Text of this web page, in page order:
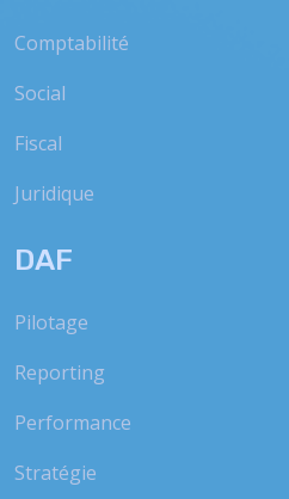
Comptabilité
Social
Fiscal
Juridique
DAF
Pilotage
Reporting
Performance
Stratégie